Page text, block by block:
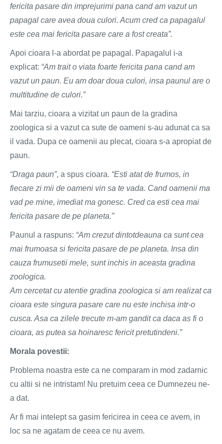
fericita pasare din imprejurimi pana cand am vazut un
papagal care avea doua culori. Acum cred ca papagalul
este cea mai fericita pasare care a fost creata”.
Apoi cioara l-a abordat pe papagal. Papagalul i-a
explicat: “Am trait o viata foarte fericita pana cand am
vazut un paun. Eu am doar doua culori, insa paunul are o
multitudine de culori.”
Mai tarziu, cioara a vizitat un paun de la gradina
zoologica si a vazut ca sute de oameni s-au adunat ca sa
il vada. Dupa ce oamenii au plecat, cioara s-a apropiat de
paun.
“Draga paun”, a spus cioara. “Esti atat de frumos, in
fiecare zi mii de oameni vin sa te vada. Cand oamenii ma
vad pe mine, imediat ma gonesc. Cred ca esti cea mai
fericita pasare de pe planeta.”
Paunul a raspuns: “Am crezut dintotdeauna ca sunt cea
mai frumoasa si fericita pasare de pe planeta. Insa din
cauza frumusetii mele, sunt inchis in aceasta gradina
zoologica.
Am cercetat cu atentie gradina zoologica si am realizat ca
cioara este singura pasare care nu este inchisa intr-o
cusca. Asa ca zilele trecute m-am gandit ca daca as fi o
cioara, as putea sa hoinaresc fericit pretutindeni.”
Morala povestii:
Problema noastra este ca ne comparam in mod zadarnic
cu altii si ne intristam! Nu pretuim ceea ce Dumnezeu ne-
a dat.
Ar fi mai intelept sa gasim fericirea in ceea ce avem, in
loc sa ne agatam de ceea ce nu avem.